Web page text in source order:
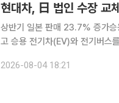
현대차, 日 법인 수장 교
상반기 일본 판매 23.7% 증가승용·상용 전동화 통합
고 승용 전기차(EV)와 전기버스
계에 따르면 현대차 일본 법인 현
2026-08-04 18:21